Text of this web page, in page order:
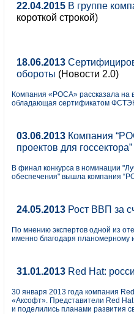
22.04.2015 В группе
короткой строкой)
18.06.2013
обороты (Новости 2.0)
Компания «РОСА» рассказала на
обладающая сертификатом
03.06.2013 Компания
проектов для госсектора”
В финал конкурса в номинации
обеспечения" вышла компания
24.05.2013 Рост ВВП за
По мнению экспертов одной из
именно благодаря планомерному
31.01.2013 Red Hat:
30 января 2013 года компания
«Аксофт». Представители Red
и поделились планами развития